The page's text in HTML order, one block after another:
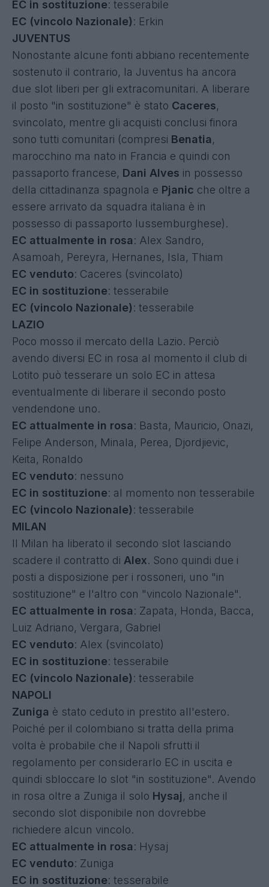
EC in sostituzione: tesserabile
EC (vincolo Nazionale): Erkin
JUVENTUS
Nonostante alcune fonti abbiano recentemente
sostenuto il contrario, la Juventus ha ancora
due slot liberi per gli extracomunitari. A liberare
il posto "in sostituzione" è stato Caceres,
svincolato, mentre gli acquisti conclusi finora
sono tutti comunitari (compresi Benatia,
marocchino ma nato in Francia e quindi con
passaporto francese, Dani Alves in possesso
della cittadinanza spagnola e Pjanic che oltre a
essere arrivato da squadra italiana è in
possesso di passaporto lussemburghese).
EC attualmente in rosa: Alex Sandro,
Asamoah, Pereyra, Hernanes, Isla, Thiam
EC venduto: Caceres (svincolato)
EC in sostituzione: tesserabile
EC (vincolo Nazionale): tesserabile
LAZIO
Poco mosso il mercato della Lazio. Perciò
avendo diversi EC in rosa al momento il club di
Lotito può tesserare un solo EC in attesa
eventualmente di liberare il secondo posto
vendendone uno.
EC attualmente in rosa: Basta, Mauricio, Onazi,
Felipe Anderson, Minala, Perea, Djordjievic,
Keita, Ronaldo
EC venduto: nessuno
EC in sostituzione: al momento non tesserabile
EC (vincolo Nazionale): tesserabile
MILAN
Il Milan ha liberato il secondo slot lasciando
scadere il contratto di Alex. Sono quindi due i
posti a disposizione per i rossoneri, uno "in
sostituzione" e l'altro con "vincolo Nazionale".
EC attualmente in rosa: Zapata, Honda, Bacca,
Luiz Adriano, Vergara, Gabriel
EC venduto: Alex (svincolato)
EC in sostituzione: tesserabile
EC (vincolo Nazionale): tesserabile
NAPOLI
Zuniga è stato ceduto in prestito all'estero.
Poiché per il colombiano si tratta della prima
volta è probabile che il Napoli sfrutti il
regolamento per considerarlo EC in uscita e
quindi sbloccare lo slot "in sostituzione". Avendo
in rosa oltre a Zuniga il solo Hysaj, anche il
secondo slot disponibile non dovrebbe
richiedere alcun vincolo.
EC attualmente in rosa: Hysaj
EC venduto: Zuniga
EC in sostituzione: tesserabile